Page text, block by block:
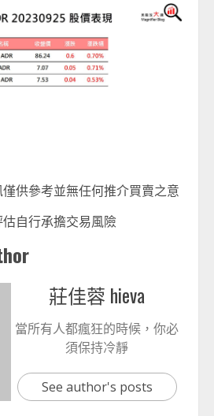
供參考並無任何推介買賣之意
自行承擔交易風險
莊佳蓉 hieva
當所有人都瘋狂的時候，你必
須保持冷靜
See author's posts